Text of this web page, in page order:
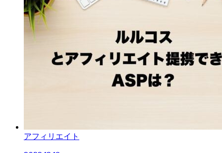
アフィリエイト